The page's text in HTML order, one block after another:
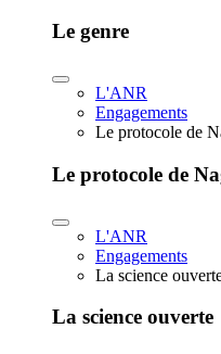
Le genre
L'ANR
Engagements
Le protocole de
Le protocole de
L'ANR
Engagements
La science
La science ouverte